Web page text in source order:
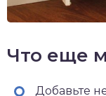
Что еще
Добавьте